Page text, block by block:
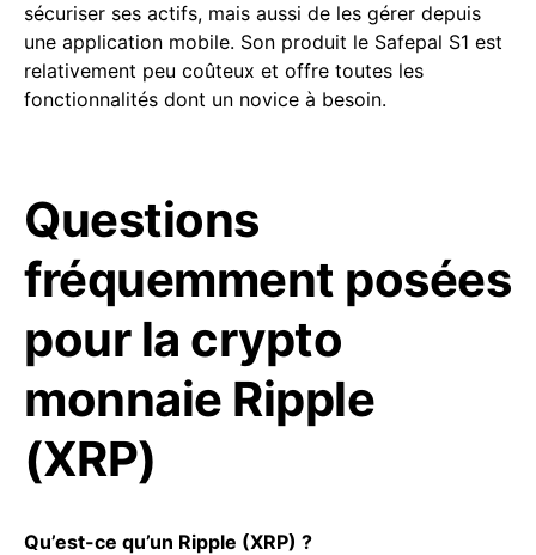
sécuriser ses actifs, mais aussi de les gérer depuis
une application mobile. Son produit le Safepal S1 est
relativement peu coûteux et offre toutes les
fonctionnalités dont un novice à besoin.
Questions
fréquemment posées
pour la crypto
monnaie Ripple
(XRP)
Qu’est-ce qu’un Ripple (XRP) ?